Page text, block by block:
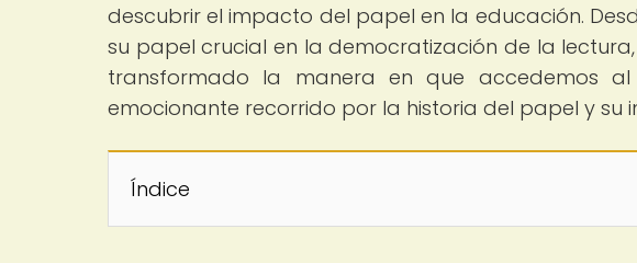
descubrir el impacto del papel en la educación.
su papel crucial en la democratización de la
transformado la manera en que accedemos al
emocionante recorrido por la historia del papel y su
Índice